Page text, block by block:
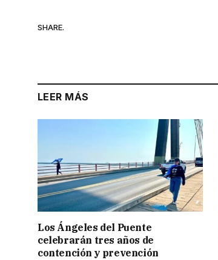
SHARE.
LEER MÁS
Los Ángeles del Puente
celebrarán tres años de
contención y prevención